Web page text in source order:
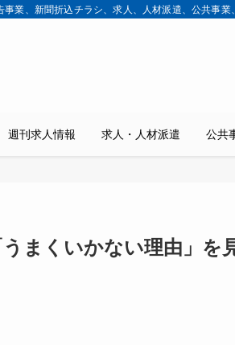
業、新聞折込チラシ、求人、人材派遣、公共事
週刊求人情報 求人・人材派遣 公共
うまくいかない理由」を